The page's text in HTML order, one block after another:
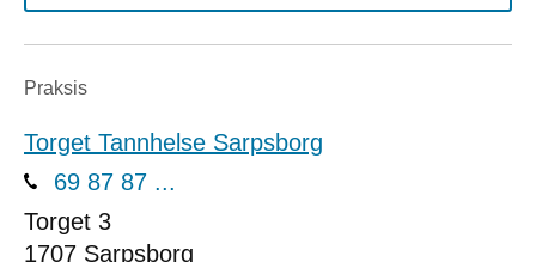
Praksis
Torget Tannhelse Sarpsborg
69 87 87 ...
Torget 3
1707 Sarpsborg